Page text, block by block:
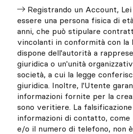
Registrando un Account,
essere una persona fisica di
anni, che può stipulare
vincolanti in conformità con la
dispone dell'autorità a
giuridica o un'unità
società, a cui la legge
giuridica. Inoltre, l'Utente
informazioni fornite per la
sono veritiere. La
informazioni di contatto, come
e/o il numero di telefono, non